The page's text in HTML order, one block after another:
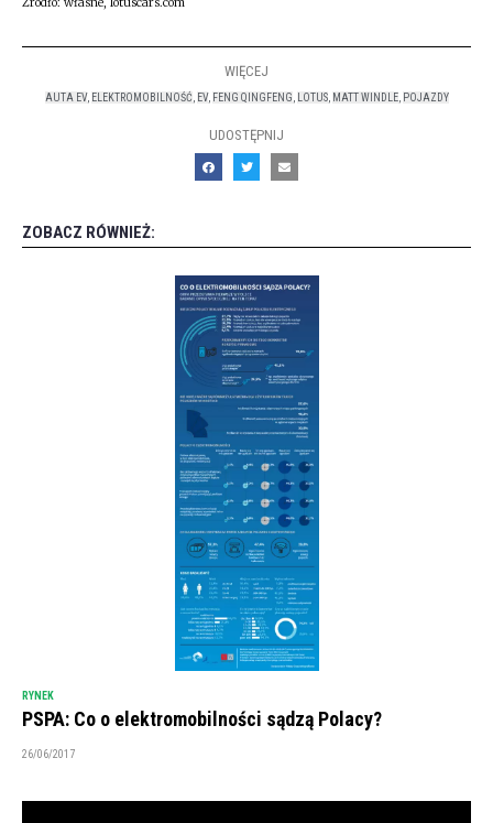
WIĘCEJ
AUTA EV, ELEKTROMOBILNOŚĆ EV, FENG QINGFENG LOTUS, MATT WINDLE, POJAZDY
UDOSTĘPNIJ
ZOBACZ RÓWNIEŻ:
RYNEK
PSPA: Co o elektromobilności sądzą Polacy?
26/06/2017